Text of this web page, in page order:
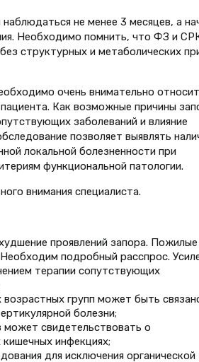
не менее 3 месяцев, а
Необходимо помнить, что ФЗ и
структурных и метаболических
очень внимательно
Как возможные причины
заболеваний и влияние
позволяет выявлять
локальной болезненности при
функциональной патологии.
внимания специалиста.
проявлений запора. Пожилые
подробный расспрос.
терапии сопутствующих
групп может быть
болезни;
может свидетельствовать о
инфекциях;
для исключения органической